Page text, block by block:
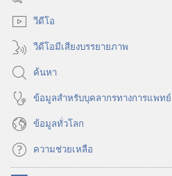
ใหม่)
วีดีโอ
วีดีโอมีเสียงบรรยายภาพ
ค้นหา
ข้อมูล​สำหรับ​บุคลากร​ทาง​การ​แพทย์
ข้อมูล​ทั่ว​โลก
ความช่วยเหลือ